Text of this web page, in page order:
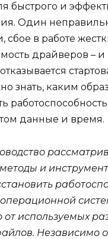
быстрого и
Один
сбое в работе
драйверов – и
знать, каким
данные и время.
и
операционной
от используемых
Независимо